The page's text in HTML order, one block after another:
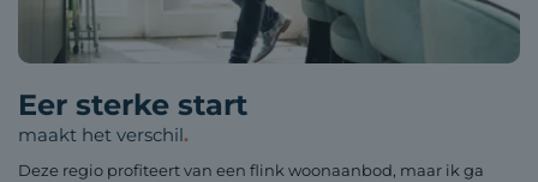
Eer sterke start
maakt het verschil.
Deze regio profiteert van een flink woonaanbod, maar ik ga